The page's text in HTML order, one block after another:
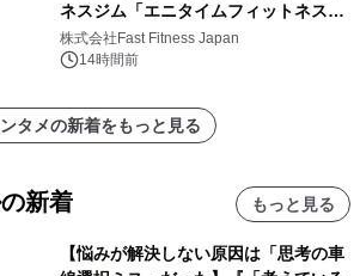
ネスジム「エニタイムフィットネス」
のウェブマガジン更新中！ ＜世界
6,000店舗目は、東京・西小山に。エ
を聞きました。＞
株式会社Fast Fitness Japan
14時間前
タメの新着をもっと見る
新着 もっと見る
【悩みが解決しない原因は「思考の車